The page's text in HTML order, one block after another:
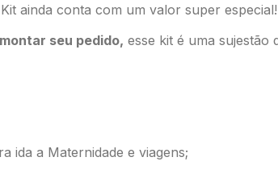
ainda conta com um valor super
seu pedido, esse kit é uma sujestão
ida a Maternidade e viagens;